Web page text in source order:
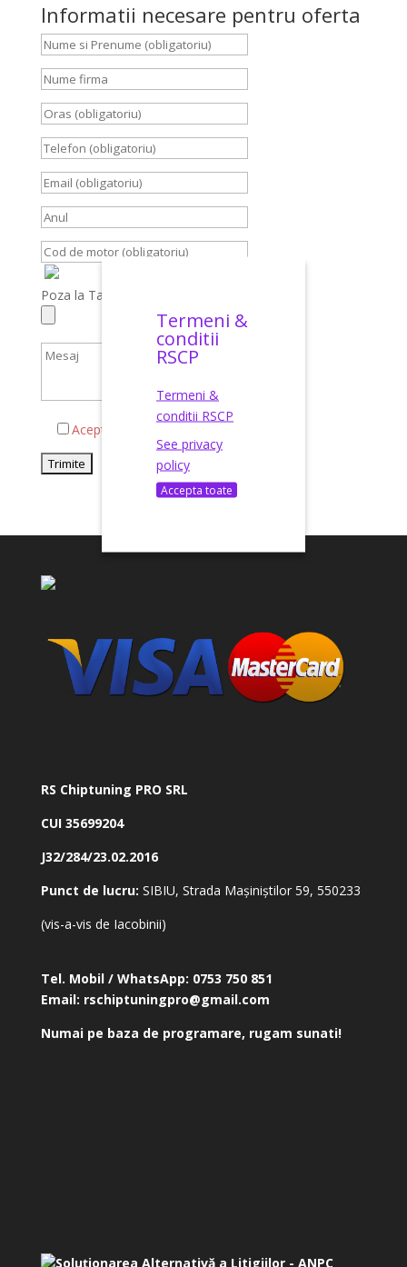
Informatii necesare pentru oferta
Poza la Talon, Carte Identitate, Brief
Acepta termenii si conditiile
RS Chiptuning PRO SRL
CUI 35699204
J32/284/23.02.2016
Punct de lucru: SIBIU, Strada Mașiniștilor 59, 550233
(vis-a-vis de Iacobinii)
Tel. Mobil / WhatsApp: 0753 750 851
Email: rschiptuningpro@gmail.com
Numai pe baza de programare, rugam sunati!
Termeni &
conditii
RSCP
Termeni &
conditii RSCP
See privacy
policy
Accepta toate